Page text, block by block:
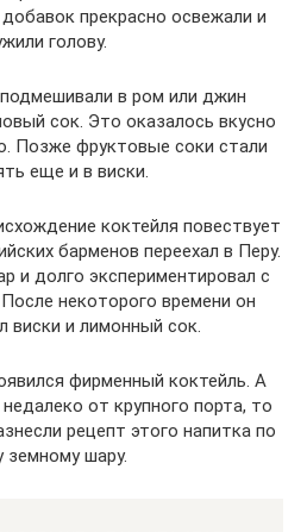
прекрасно освежали и
голову.
в ром или джин
сок. Это оказалось вкусно
Позже фруктовые соки стали
еще и в виски.
коктейля повествует
барменов переехал в Перу.
и долго экспериментировал с
некоторого времени он
виски и лимонный сок.
фирменный коктейль. А
от крупного порта, то
рецепт этого напитка по
земному шару.